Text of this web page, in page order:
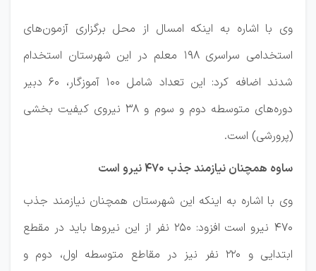
وی با اشاره به اینکه امسال از محل برگزاری آزمون‌های
استخدامی سراسری ۱۹۸ معلم در این شهرستان استخدام
شدند اضافه کرد: این تعداد شامل ۱۰۰ آموزگار، ۶۰ دبیر
دوره‌های متوسطه دوم و سوم و ۳۸ نیروی کیفیت بخشی
(پرورشی) است.
ساوه همچنان نیازمند جذب ۴۷۰ نیرو است
وی با اشاره به اینکه این شهرستان همچنان نیازمند جذب
۴۷۰ نیرو است افزود: ۲۵۰ نفر از این نیروها باید در مقطع
ابتدایی و ۲۲۰ نفر نیز در مقاطع متوسطه اول، دوم و